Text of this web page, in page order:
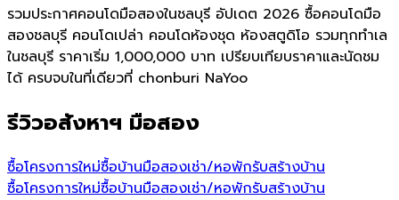
รวมประกาศคอนโดมือสองในชลบุรี อัปเดต 2026 ซื้อคอนโดมือ
สองชลบุรี คอนโดเปล่า คอนโดห้องชุด ห้องสตูดิโอ รวมทุกทำเล
ในชลบุรี ราคาเริ่ม 1,000,000 บาท เปรียบเทียบราคาและนัดชม
ได้ ครบจบในที่เดียวที่ chonburi NaYoo
รีวิวอสังหาฯ มือสอง
ซื้อโครงการใหม่ซื้อบ้านมือสองเช่า/หอพักรับสร้างบ้าน
ซื้อโครงการใหม่ซื้อบ้านมือสองเช่า/หอพักรับสร้างบ้าน